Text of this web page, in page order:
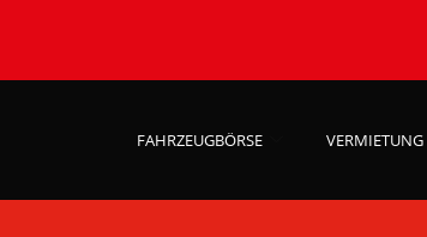
FAHRZEUGBÖRSE VERMIETUNG